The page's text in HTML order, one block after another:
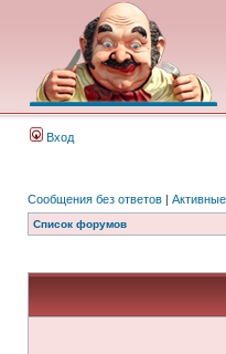
Вход
Сообщения без ответов |
Список форумов